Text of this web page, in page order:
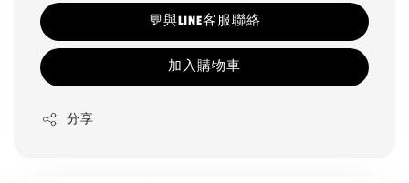
💬與LINE客服聯絡
加入購物車
分享